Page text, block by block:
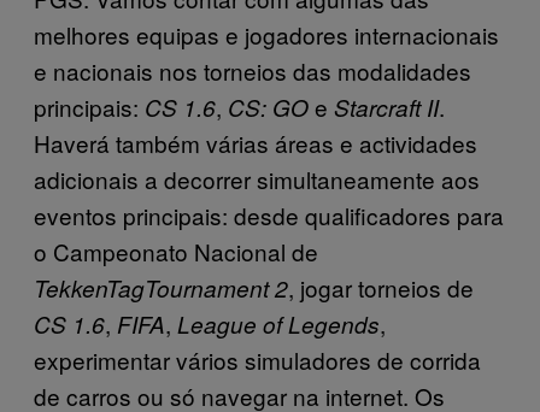
melhores equipas e jogadores internacionais
e nacionais nos torneios das modalidades
principais: CS 1.6, CS: GOe Starcraft II.
Haverá também várias áreas e actividades
adicionais a decorrer simultaneamente aos
eventos principais: desde qualificadores para
o Campeonato Nacional de
TekkenTagTournament 2, jogar torneios de
CS 1.6, FIFA, League of Legends,
experimentar vários simuladores de corrida
de carros ou só navegar na internet. Os